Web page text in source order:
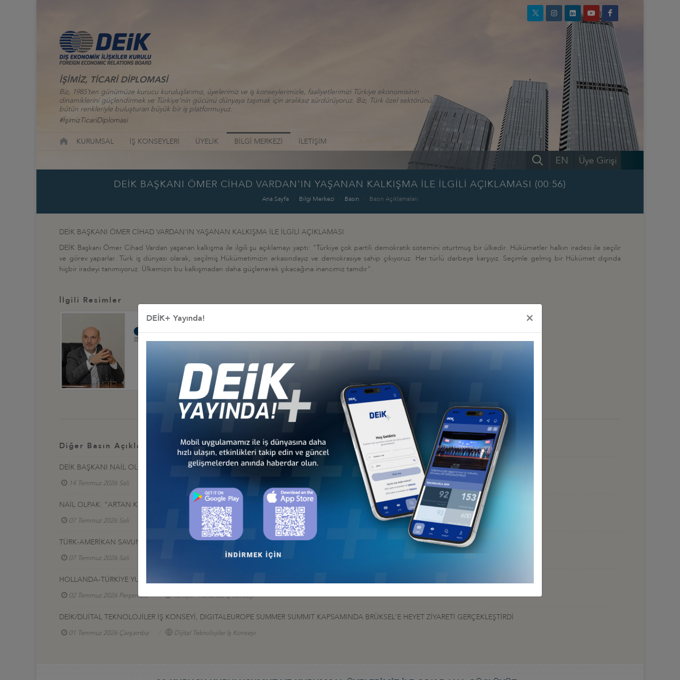
İŞİMİZ, TİCARİ DİPLOMASİ
Biz, 1985’ten günümüze kurucu kuruluşlarımız, üyelerimiz ve iş konseylerimizle, faaliyetlerimizi Türkiye ekonomisinin
dinamiklerini güçlendirmek ve Türkiye’nin gücünü dünyaya taşımak için aralıksız sürdürüyoruz. Biz, Türk özel sektörünü
bütün renkleriyle buluşturan büyük bir iş platformuyuz.
#İşimizTicariDiplomasi
KURUMSAL İŞ KONSEYLERİ ÜYELİK BİLGİ MERKEZİ İLETİŞİM
Üye Girişi
EN
DEİK BAŞKANI ÖMER CİHAD VARDAN'IN YAŞANAN KALKIŞMA İLE İLGİLİ AÇIKLAMASI (00:56)
Ana Sayfa Bilgi Merkezi Basın Basın Açıklamaları
DEİK BAŞKANI ÖMER CİHAD VARDAN'IN YAŞANAN KALKIŞMA İLE İLGİLİ AÇIKLAMASI
DEİK Başkanı Ömer Cihad Vardan yaşanan kalkışma ile ilgili şu açıklamayı yaptı: "Türkiye çok partili demokratik sistemini oturtmuş bir ülkedir. Hükümetler halkın iradesi ile seçilir
ve görev yaparlar. Türk iş dünyası olarak, seçilmiş Hükümetimizin arkasındayız ve demokrasiye sahip çıkıyoruz. Her türlü darbeye karşıyız. Seçimle gelmiş bir Hükümet dışında
hiçbir iradeyi tanımıyoruz. Ülkemizin bu kalkışmadan daha güçlenerek çıkacağına inancımız tamdır".
İlgili Resimler
Diğer Basın Açıklamaları
DEİK BAŞKANI NAİL OLPAK: “EKONOMİK BAĞIMSIZLIK, MİLLİ EGEMENLİĞİN AYRILMAZ BİR PARÇASI”
14 Temmuz 2026 Salı
NAİL OLPAK: “ARTAN KÜRESEL GÜVENLİK İHTİYAÇLARI, EKONOMİK İŞ BİRLİKLERİ İÇİN ÖNEMLİ FIRSATLAR OLUŞTURUYOR”
07 Temmuz 2026 Salı
TÜRK-AMERİKAN SAVUNMA SANAYİ SEKTÖRLERİNE ÇAĞRI: KÜRESEL TEDARİKTE "HIZ VE ÖLÇEK" İÇİN İŞ BİRLİĞİNİ GÜÇLENDİRELİM
07 Temmuz 2026 Salı
HOLLANDA-TÜRKİYE YUVARLAK MASA TOPLANTISI, LAHEY’DE DÜZENLENDİ
02 Temmuz 2026 Perşembe Türkiye - Hollanda İş Konseyi
DEİK/DİJİTAL TEKNOLOJİLER İŞ KONSEYİ, DIGITALEUROPE SUMMER SUMMIT KAPSAMINDA BRÜKSEL'E HEYET ZİYARETİ GERÇEKLEŞTİRDİ
01 Temmuz 2026 Çarşamba Dijital Teknolojiler İş Konseyi
DEİK+ Yayında! ×